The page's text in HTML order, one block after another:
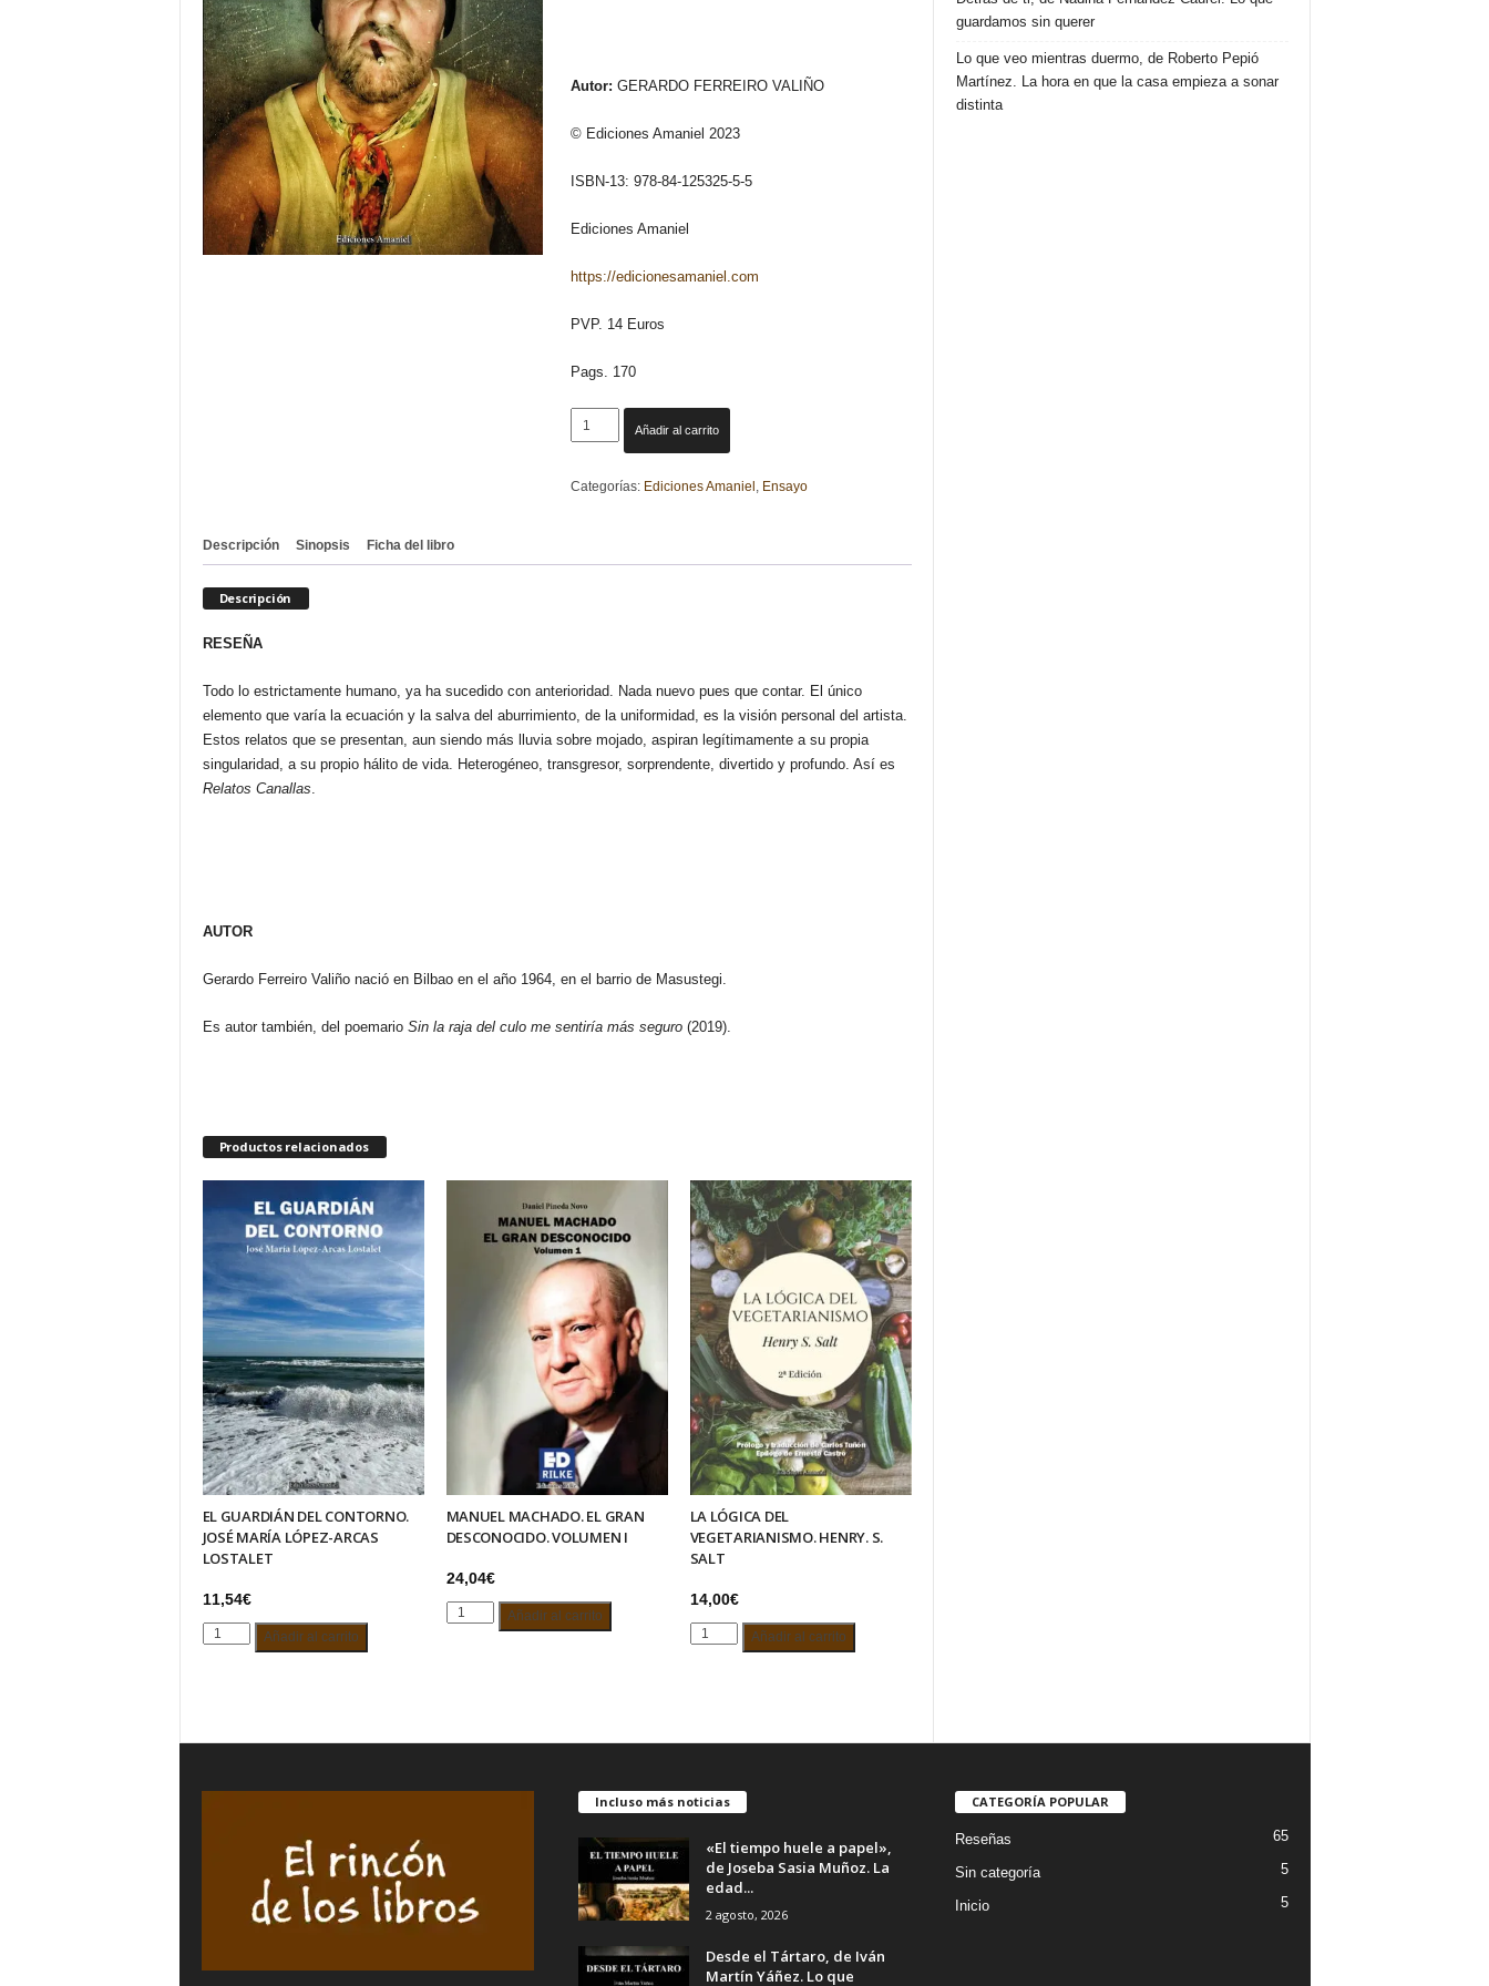
Autor: GERARDO FERREIRO VALIÑO
© Ediciones Amaniel 2023
ISBN-13: 978-84-125325-5-5
Ediciones Amaniel
https://edicionesamaniel.com
PVP. 14 Euros
Pags. 170
RELATOS
CANALLAS.
FERREIRO
Añadir al carrito
Categorías: Ediciones Amaniel , Ensayo
Descripción Sinopsis Ficha del libro
Descripción
RESEÑA
Todo lo estrictamente humano, ya ha sucedido con anterioridad. Nada nuevo pues que contar. El único
elemento que varía la ecuación y la salva del aburrimiento, de la uniformidad, es la visión personal del artista.
Estos relatos que se presentan, aun siendo más lluvia sobre mojado, aspiran legítimamente a su propia
singularidad, a su propio hálito de vida. Heterogéneo, transgresor, sorprendente, divertido y profundo. Así es
Relatos Canallas.
AUTOR
Gerardo Ferreiro Valiño nació en Bilbao en el año 1964, en el barrio de Masustegi.
Es autor también, del poemario Sin la raja del culo me sentiría más seguro(2019).
Productos relacionados
EL GUARDIÁN DEL CONTORNO.
JOSÉ MARÍA LÓPEZ-ARCAS
LOSTALET
11,54€
EL
GUARDIÁN
MARÍA
ARCAS
Añadir al carrito
MANUEL MACHADO. EL GRAN
DESCONOCIDO. VOLUMEN I
24,04€
MANUEL
MACHADO.
Añadir al carrito
LA LÓGICA DEL
VEGETARIANISMO. HENRY. S.
SALT
14,00€
LA
S.
cantidad
Añadir al carrito
guardamos sin querer
Lo que veo mientras duermo, de Roberto Pepió
Martínez. La hora en que la casa empieza a sonar
distinta
Incluso más noticias
«El tiempo huele a papel»,
de Joseba Sasia Muñoz. La
edad...
2 agosto, 2026
Desde el Tártaro, de Iván
Martín Yáñez. Lo que
CATEGORÍA POPULAR
Reseñas 65
Sin categoría 5
Inicio 5